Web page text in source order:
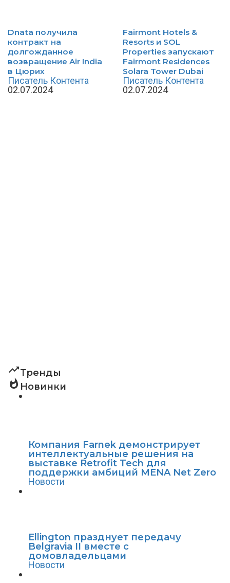
Dnata получила
контракт на
долгожданное
возвращение Air India
в Цюрих
Писатель Контента
02.07.2024
Fairmont Hotels &
Resorts и SOL
Properties запускают
Fairmont Residences
Solara Tower Dubai
Писатель Контента
02.07.2024
trending_upТренды
whatshot Новинки
Компания Farnek демонстрирует
интеллектуальные решения на
выставке Retrofit Tech для
поддержки амбиций MENA Net Zero
Новости
Ellington празднует передачу
Belgravia II вместе с
домовладельцами
Новости